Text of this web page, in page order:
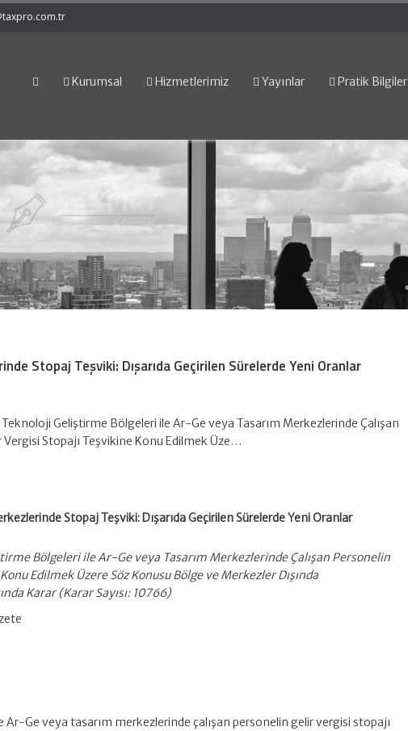
Kurumsal Hizmetlerimiz Yayınlar Pratik Bilgiler
Stopaj Teşviki: Dışarıda Geçirilen Sürelerde Yeni Oranlar
Teknoloji Geliştirme Bölgeleri ile Ar-Ge veya Tasarım Merkezlerinde Çalışan
Vergisi Stopajı Teşvikine Konu Edilmek Üze…
Stopaj Teşviki: Dışarıda Geçirilen Sürelerde Yeni Oranlar
Bölgeleri ile Ar-Ge veya Tasarım Merkezlerinde Çalışan Personelin
Edilmek Üzere Söz Konusu Bölge ve Merkezler Dışında
Karar (Karar Sayısı: 10766)
Ge veya tasarım merkezlerinde çalışan personelin gelir vergisi stopajı